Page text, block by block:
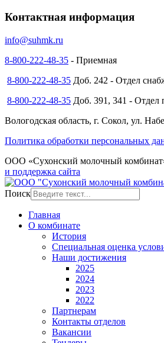
Контактная информация
info@suhmk.ru
8-800-222-48-35 - Приемная
8-800-222-48-35 Доб. 242 - Отдел
8-800-222-48-35 Доб. 391, 341 - Отдел
Вологодская область, г. Сокол, ул.
Политика обработки персональных
ООО «Сухонский молочный
и поддержка сайта
Поиск
Главная
О комбинате
История
Специальная оценка
Наши достижения
2025
2024
2023
2022
Партнерам
Контакты отделов
Вакансии